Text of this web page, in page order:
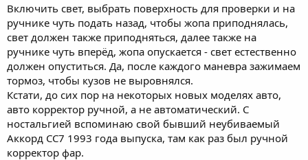
Включить свет, выбрать поверхность для проверки и на
ручнике чуть подать назад, чтобы жопа приподнялась,
свет должен также приподняться, далее также на
ручнике чуть вперёд, жопа опускается - свет естественно
должен опуститься. Да, после каждого маневра зажимаем
тормоз, чтобы кузов не выровнялся.
Кстати, до сих пор на некоторых новых моделях авто,
авто корректор ручной, а не автоматический. С
ностальгией вспоминаю свой бывший неубиваемый
Аккорд СС7 1993 года выпуска, там как раз был ручной
корректор фар.